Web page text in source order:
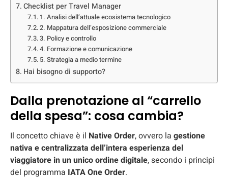
Checklist per Travel Manager
1. Analisi dell’attuale ecosistema tecnologico
2. Mappatura dell’esposizione commerciale
3. Policy e controllo
4. Formazione e comunicazione
5. Strategia a medio termine
Hai bisogno di supporto?
Dalla prenotazione al “carrello
della spesa”: cosa cambia?
Il concetto chiave è il Native Order, ovvero la gestione
nativa e centralizzata dell’intera esperienza del
viaggiatore in un unico ordine digitale, secondo i principi
del programma IATA One Order.